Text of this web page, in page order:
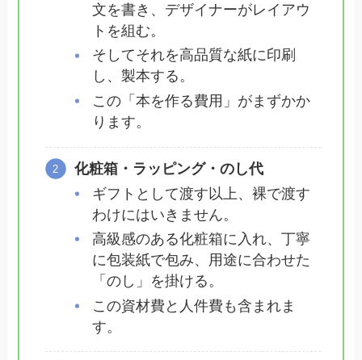
文を書き、デザイナーがレイアウ
トを組む。
そしてそれを高品質な紙に印刷
し、製本する。
この「本を作る費用」がまずかか
ります。
化粧箱・ラッピング・のし代
ギフトとして渡す以上、裸で渡す
わけにはいきません。
高級感のある化粧箱に入れ、丁寧
に包装紙で包み、用途に合わせた
「のし」を掛ける。
この資材費と人件費も含まれま
す。